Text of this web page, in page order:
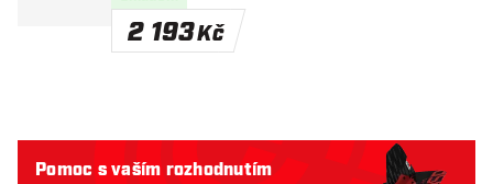
2 193Kč
Pomoc s vaším rozhodnutím